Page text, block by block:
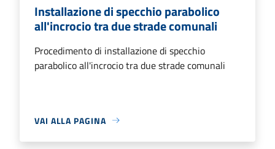
Installazione di specchio parabolico
all'incrocio tra due strade comunali
Procedimento di installazione di specchio
parabolico all'incrocio tra due strade comunali
VAI ALLA PAGINA